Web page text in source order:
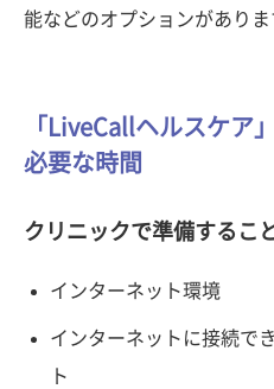
能などのオプションがありま
「LiveCallヘルスケア
必要な時間
クリニックで準備するこ
インターネット環境
インターネットに接続で
ト